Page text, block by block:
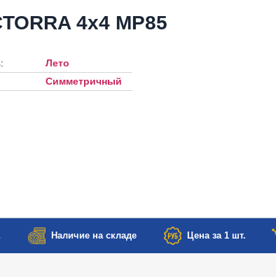
4x4 MP85
Лето
Симметричный
Наличие на складе Цена за 1 шт.